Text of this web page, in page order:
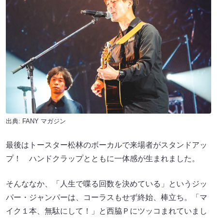
出典: FANY マガジン
最後はトースター松林のボーカルで来場者がスタンドアッ
プ！ ハンドクラップとともに一体感が生まれました。
そんななか、「人生で喋る回数を決めている」というジッ
パー・ジャンパーは、コーラスもせず終始、棒立ち。「マ
イク１本、無駄にして！」と西脇Ｐにツッコまれていまし